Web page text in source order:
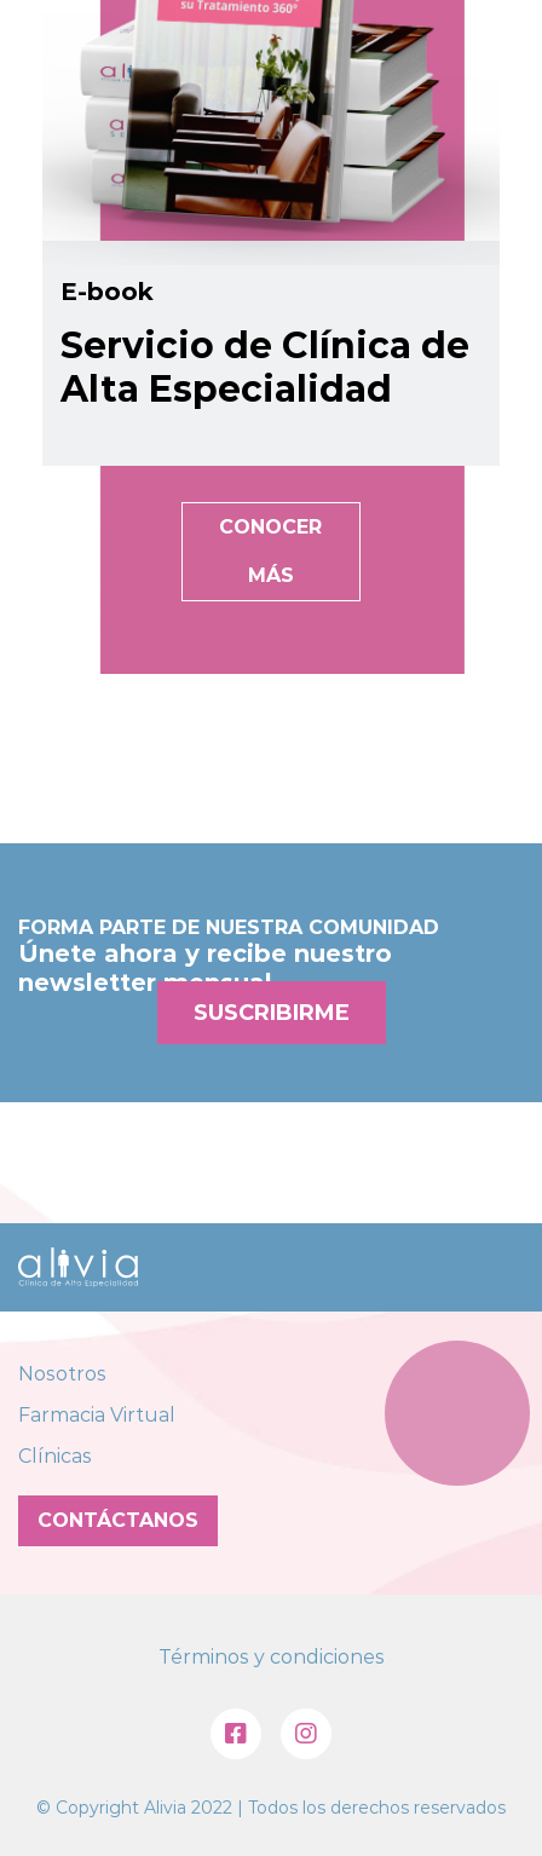
E-book
Servicio de Clínica de
Alta Especialidad
CONOCER
MÁS
FORMA PARTE DE NUESTRA COMUNIDAD
Únete ahora y recibe nuestro
newsletter mensual
SUSCRIBIRME
Nosotros
Farmacia Virtual
Clínicas
CONTÁCTANOS
Términos y condiciones
© Copyright Alivia 2022 | Todos los derechos reservados